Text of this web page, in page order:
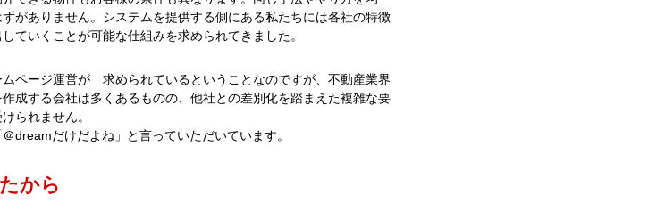
がありません。システムを提供する側にある私たちには各社の特徴
ていくことが可能な仕組みを求められてきました。
ページ運営が 求められているということなのですが、不動産業界
成する会社は多くあるものの、他社との差別化を踏まえた複雑な要
られません。
dreamだけだよね」と言っていただいています。
から